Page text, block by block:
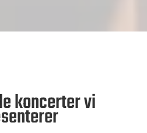
koncerter vi